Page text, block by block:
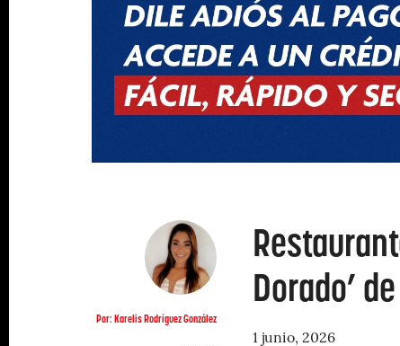
Por: Karelis Rodríguez González
Dorado’
1 junio, 2026